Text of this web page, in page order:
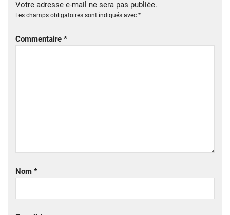
Votre adresse e-mail ne sera pas publiée.
Les champs obligatoires sont indiqués avec *
Commentaire *
Nom *